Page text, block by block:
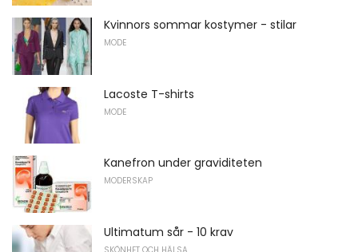
Kvinnors sommar kostymer - stilar
MODE
Lacoste T-shirts
MODE
Kanefron under graviditeten
MODERSKAP
Ultimatum sår - 10 krav